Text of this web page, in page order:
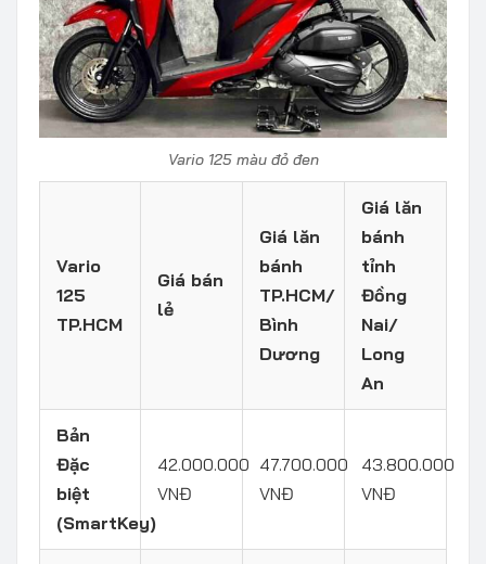
Vario 125 màu đỏ đen
Vario
125
TP.HCM
Giá bán
lẻ
Giá lăn
bánh
TP.HCM/
Bình
Dương
Giá lăn
bánh
tỉnh
Đồng
Nai/
Long
An
Bản
Đặc
biệt
(SmartKey)
42.000.000
VNĐ
47.700.000
VNĐ
43.800.000
VNĐ